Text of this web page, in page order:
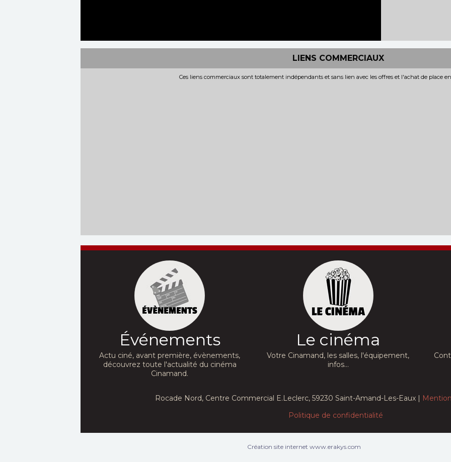
LIENS COMMERCIAUX
Ces liens commerciaux sont totalement indépendants et sans lien avec les offres et l'achat de place
Événements
Actu ciné, avant première, évènements,
découvrez toute l'actualité du cinéma
Cinamand.
Le cinéma
Votre Cinamand, les salles, l'équipement,
infos...
Rocade Nord, Centre Commercial E.Leclerc, 59230 Saint-Amand-Les-Eaux |
Politique de confidentialité
Création site internet www.erakys.com